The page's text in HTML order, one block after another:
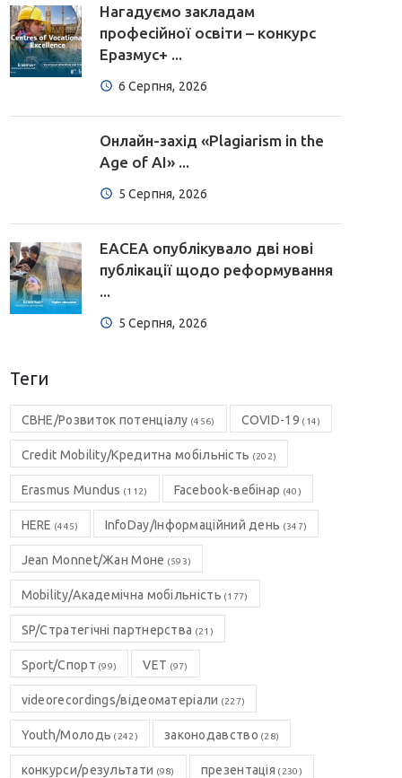
Нагадуємо закладам
професійної освіти – конкурс
Еразмус+ ...
6 Серпня, 2026
Онлайн-захід «Plagiarism in the
Age of AI» ...
5 Серпня, 2026
EACEA опублікувало дві нові
публікації щодо реформування
...
5 Серпня, 2026
Теги
CBHE/Розвиток потенціалу (456) COVID-19 (14)
Credit Mobility/Кредитна мобільність (202)
Erasmus Mundus (112) Facebook-вебінар (40)
HERE (445) InfoDay/Інформаційний день (347)
Jean Monnet/Жан Моне (593)
Mobility/Академічна мобільність (177)
SP/Стратегічні партнерства (21)
Sport/Спорт (99) VET (97)
videorecordings/відеоматеріали (227)
Youth/Молодь (242) законодавство (28)
конкурси/результати (98) презентація (230)